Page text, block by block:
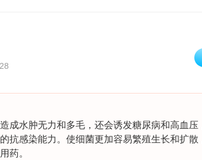
成水肿无力和多毛，还会诱发糖尿病和高血压
抗感染能力。使细菌更加容易繁殖生长和扩散
药。